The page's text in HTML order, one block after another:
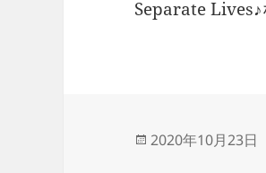
Separate Lives♪
投
2020年10月23日